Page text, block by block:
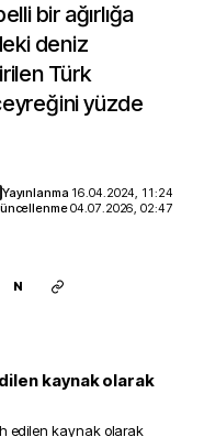
bir ağırlığa
deniz
Türk
yüzde
Yayınlanma 16.04.2024, 11:24
04.07.2026, 02:47
N
kaynak olarak
edilen kaynak olarak